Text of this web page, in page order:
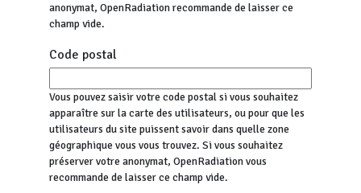
anonymat, OpenRadiation recommande de laisser ce
champ vide.
Code postal
Vous pouvez saisir votre code postal si vous souhaitez
apparaître sur la carte des utilisateurs, ou pour que les
utilisateurs du site puissent savoir dans quelle zone
géographique vous vous trouvez. Si vous souhaitez
préserver votre anonymat, OpenRadiation vous
recommande de laisser ce champ vide.